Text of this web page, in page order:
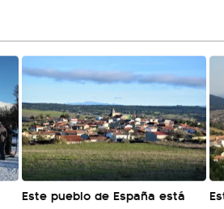
Este pueblo de España está